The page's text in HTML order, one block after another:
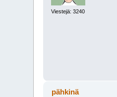
Viestejä: 3240
pähkinä